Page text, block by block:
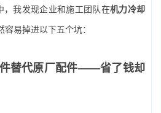
，我发现企业和施工团队在机力冷却
易掉进以下五个坑：
替代原厂配件——省了钱却